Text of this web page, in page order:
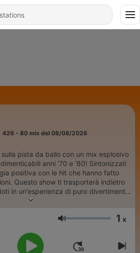
426 - 80 mix del 08/08/2026
pista da ballo con un mix esplosivo
anni '70 e '80! Sintonizzati
positiva con le hit che hanno fatto
Questo show ti trasporterà indietro
in un'esperienza di puro divertimento
i tuoi piedi al suono delle canzoni
Volume 1 x